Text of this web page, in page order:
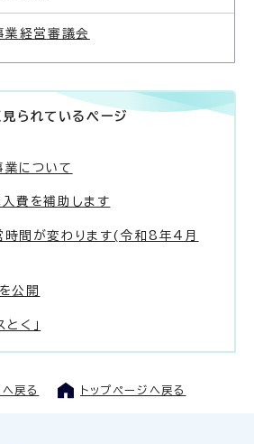
業経営審議会
見られているページ
について
費を補助します
時間が変わります(令和8年4月
公開
く」
戻る トップページへ戻る